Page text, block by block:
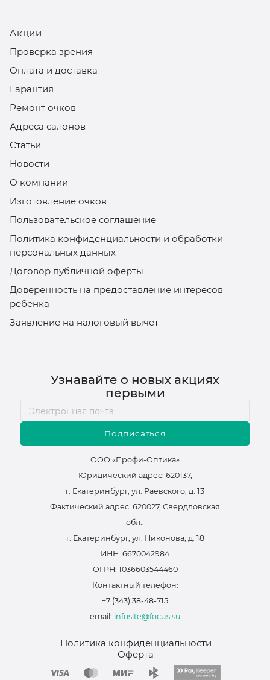
Акции
Проверка зрения
Оплата и доставка
Гарантия
Ремонт очков
Адреса салонов
Статьи
Новости
О компании
Изготовление очков
Пользовательское соглашение
Политика конфиденциальности и обработки
персональных данных
Договор публичной оферты
Доверенность на предоставление интересов
ребенка
Заявление на налоговый вычет
Узнавайте о новых акциях
первыми
Подписаться
ООО «Профи-Оптика»
Юридический адрес: 620137,
г. Екатеринбург, ул. Раевского, д. 13
Фактический адрес: 620027, Свердловская
обл.,
г. Екатеринбург, ул. Никонова, д. 18
ИНН: 6670042984
ОГРН: 1036603544460
Контактный телефон:
+7 (343) 38-48-715
email: infosite@focus.su
Политика конфиденциальности
Оферта